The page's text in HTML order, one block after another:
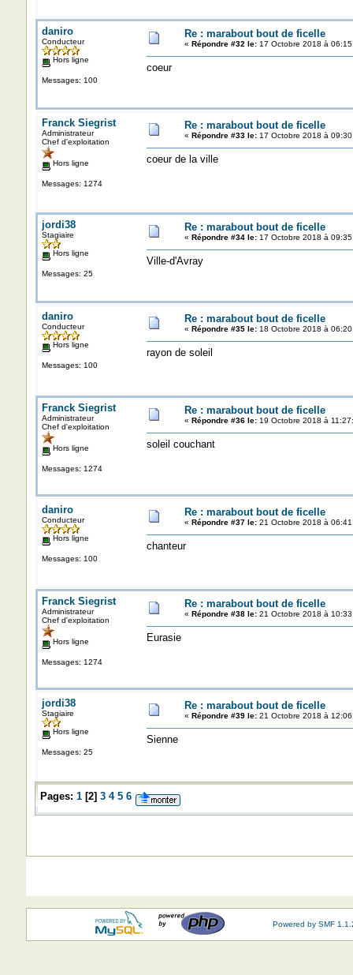
daniro
Conducteur
Hors ligne
Messages: 100
Re : marabout bout de ficelle
« Répondre #32 le:17 Octobre 2018 à
coeur
Franck Siegrist
Administrateur
Chef d'exploitation
Hors ligne
Messages: 1274
Re : marabout bout de ficelle
« Répondre #33 le:17 Octobre 2018 à
coeur de la ville
jordi38
Stagiaire
Hors ligne
Messages: 25
Re : marabout bout de ficelle
« Répondre #34 le:17 Octobre 2018 à
Ville-d'Avray
daniro
Conducteur
Hors ligne
Messages: 100
Re : marabout bout de ficelle
« Répondre #35 le:18 Octobre 2018 à
rayon de soleil
Franck Siegrist
Administrateur
Chef d'exploitation
Hors ligne
Messages: 1274
Re : marabout bout de ficelle
« Répondre #36 le:19 Octobre 2018 à
soleil couchant
daniro
Conducteur
Hors ligne
Messages: 100
Re : marabout bout de ficelle
« Répondre #37 le:21 Octobre 2018 à
chanteur
Franck Siegrist
Administrateur
Chef d'exploitation
Hors ligne
Messages: 1274
Re : marabout bout de ficelle
« Répondre #38 le:21 Octobre 2018 à
Eurasie
jordi38
Stagiaire
Hors ligne
Messages: 25
Re : marabout bout de ficelle
« Répondre #39 le:21 Octobre 2018 à
Sienne
Pages: 1[2] 3 4 5 6
Powered by SMF